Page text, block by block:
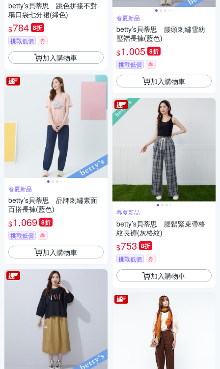
betty’s貝蒂思 跳色拼接不對
稱口袋七分裙(綠色)
$784 8折
挑戰低價 券
加入購物車
春夏新品
betty’s貝蒂思 品牌刺繡素面
百搭長褲(藍色)
$1,069 8折
挑戰低價 券
加入購物車
春夏新品
betty’s貝蒂思 腰頭刺繡雪紡
壓褶長褲(藍色)
$1,005 8折
挑戰低價 券
加入購物車
春夏新品
betty’s貝蒂思 腰鬆緊束帶格
紋長褲(灰格紋)
$753 8折
挑戰低價 券
加入購物車